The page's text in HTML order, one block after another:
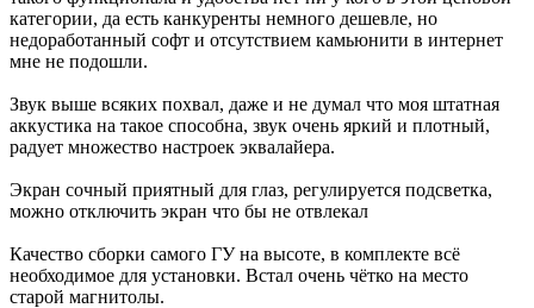
категории, да есть канкуренты немного дешевле, но
недоработанный софт и отсутствием камьюнити в интернет
мне не подошли.
Звук выше всяких похвал, даже и не думал что моя штатная
аккустика на такое способна, звук очень яркий и плотный,
радует множество настроек эквалайера.
Экран сочный приятный для глаз, регулируется подсветка,
можно отключить экран что бы не отвлекал
Качество сборки самого ГУ на высоте, в комплекте всё
необходимое для установки. Встал очень чётко на место
старой магнитолы.